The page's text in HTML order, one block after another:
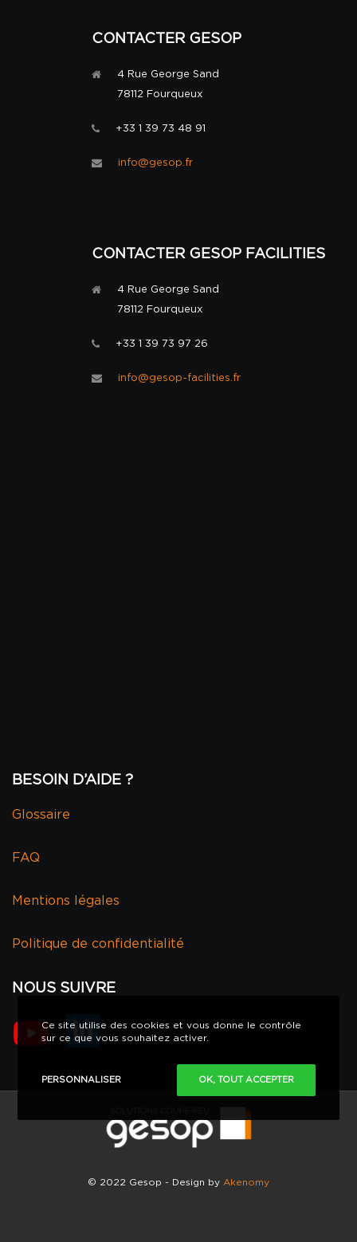
CONTACTER GESOP
4 Rue George Sand
78112 Fourqueux
+33 1 39 73 48 91
info@gesop.fr
CONTACTER GESOP FACILITIES
4 Rue George Sand
78112 Fourqueux
+33 1 39 73 97 26
info@gesop-facilities.fr
BESOIN D’AIDE ?
Glossaire
FAQ
Mentions légales
Politique de confidentialité
NOUS SUIVRE
© 2022 Gesop - Design by Akenomy
Ce site utilise des cookies et vous donne le contrôle
sur ce que vous souhaitez activer.
PERSONNALISER OK, TOUT ACCEPTER